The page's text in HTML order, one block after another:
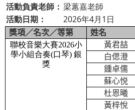
活動負責老師： 梁蕙嘉老師
活動日期：
2026年4月1日
獎項／名次／等第
姓名
聯校音樂大賽2026小
學小組合奏(口琴) 銀
獎
黃君喆
白偲澄
鍾卓儒
蘇心悦
杜恩曦
黃梓悅